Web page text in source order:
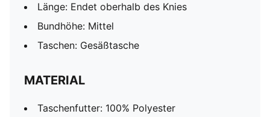
Länge: Endet oberhalb des Knies
Bundhöhe: Mittel
Taschen: Gesäßtasche
MATERIAL
Taschenfutter: 100% Polyester